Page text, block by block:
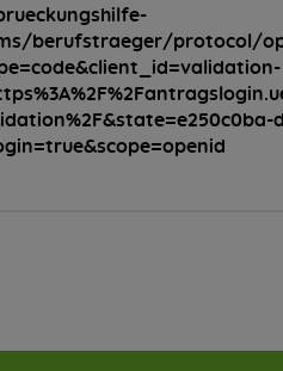
berufstraeger/protocol/